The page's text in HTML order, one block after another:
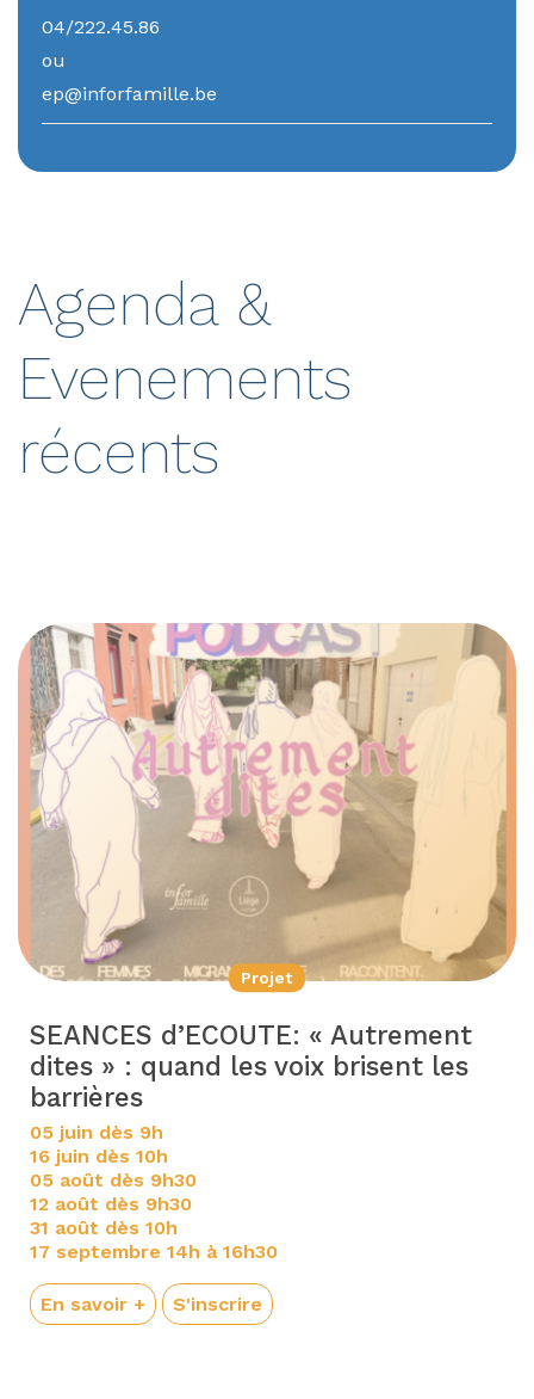
04/222.45.86
ou
ep@inforfamille.be
Agenda &
Evenements
récents
Projet
SEANCES d’ECOUTE: « Autrement
dites » : quand les voix brisent les
barrières
05 juin dès 9h
16 juin dès 10h
05 août dès 9h30
12 août dès 9h30
31 août dès 10h
17 septembre 14h à 16h30
En savoir + S'inscrire